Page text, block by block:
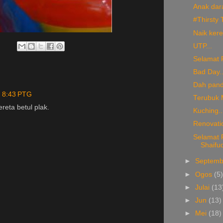
PTG
betul plak.
Anak
#Thirsty
Naik
UTP...
Selamat
Bad Day..
Dah
Terubuk
Kuching..
Selamat
►
►Ogos (5)
►Julai
►Jun (13)
►
Mei (18)